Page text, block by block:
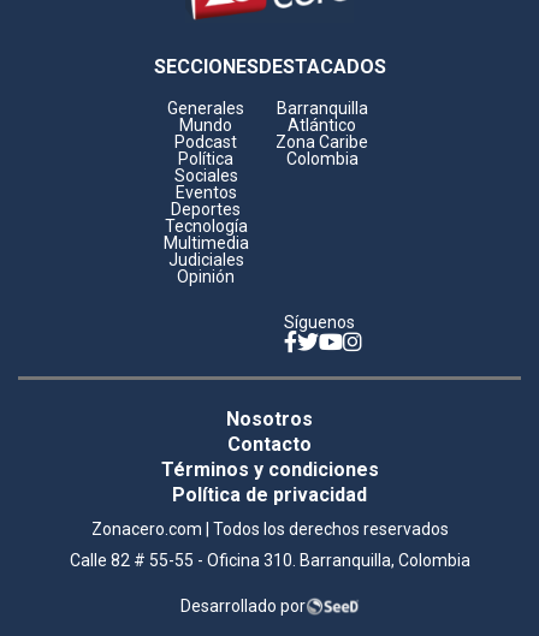
SECCIONES
Generales
Mundo
Podcast
Política
Sociales
Eventos
Deportes
Tecnología
Multimedia
Judiciales
Opinión
DESTACADOS
Barranquilla
Atlántico
Zona Caribe
Colombia
Síguenos
Nosotros
Contacto
Términos y condiciones
Política de privacidad
Zonacero.com | Todos los derechos reservados
Calle 82 # 55-55 - Oficina 310. Barranquilla, Colombia
Desarrollado por